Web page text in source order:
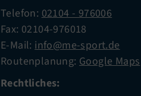
Telefon:02104 - 976006
Fax: 02104-976018
E-Mail:info@me-sport.de
Routenplanung:Google Maps
Rechtliches: